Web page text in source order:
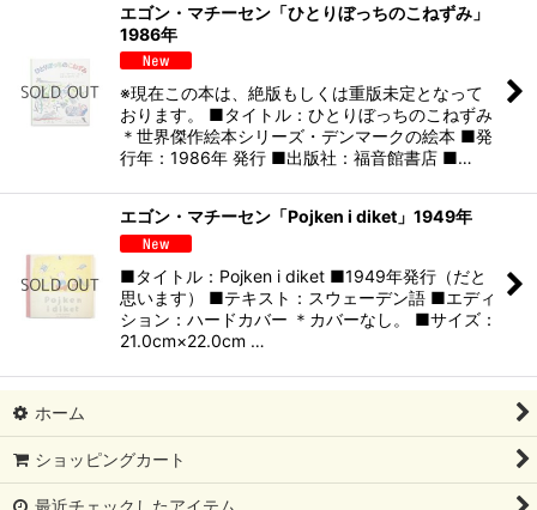
エゴン・マチーセン「ひとりぼっちのこねずみ」
1986年
※現在この本は、絶版もしくは重版未定となって
おります。 ■タイトル：ひとりぼっちのこねずみ
＊世界傑作絵本シリーズ・デンマークの絵本 ■発
行年：1986年 発行 ■出版社：福音館書店 ■…
エゴン・マチーセン「Pojken i diket」1949年
■タイトル：Pojken i diket ■1949年発行（だと
思います） ■テキスト：スウェーデン語 ■エディ
ション：ハードカバー ＊カバーなし。 ■サイズ：
21.0cm×22.0cm …
ホーム
ショッピングカート
最近チェックしたアイテム